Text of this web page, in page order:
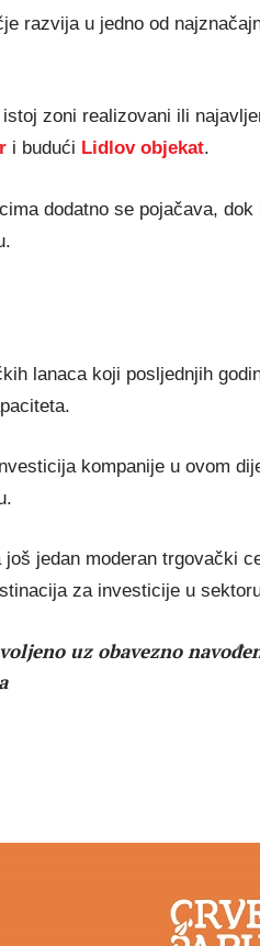
razvija u jedno od
zoni realizovani ili
i budući Lidlov objekat.
dodatno se pojačava,
lanaca koji posljednjih
kompanije u ovom
jedan moderan trgovački
za investicije u
uz obavezno